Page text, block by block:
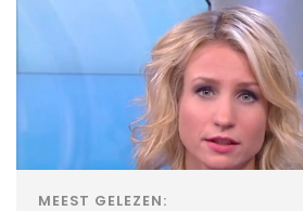
MEEST GELEZEN: